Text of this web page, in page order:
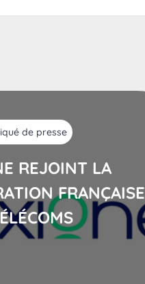
de presse
REJOINT LA
FRANÇAISE